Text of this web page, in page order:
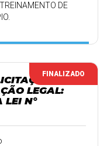
DE
FINALIZADO
LEGAL:
LEI N°